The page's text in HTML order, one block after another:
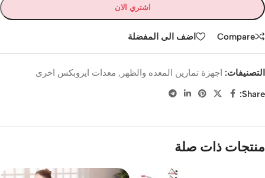
اشتري الان
Compare اضف الى المفضلة
التصنيفات: اجهزة تمارين المعده والظهر , معدات ايروبكس اخرى
Share:
منتجات ذات صلة